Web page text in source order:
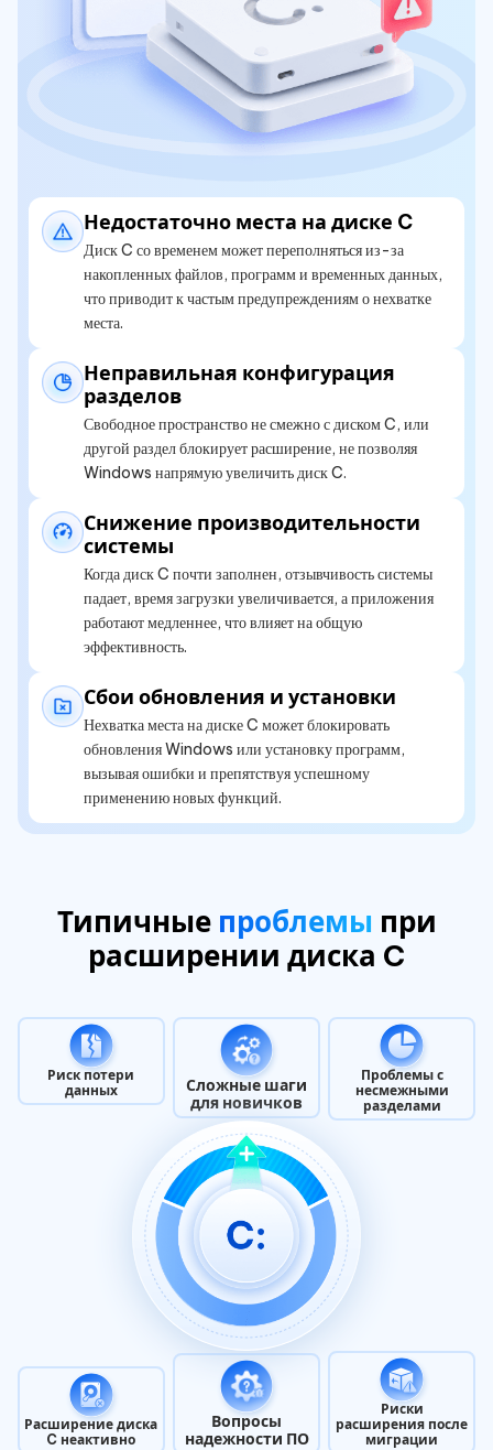
Недостаточно места на диске C
Диск C со временем может переполняться из-за
накопленных файлов, программ и временных данных,
что приводит к частым предупреждениям о нехватке
места.
Неправильная конфигурация
разделов
Свободное пространство не смежно с диском C, или
другой раздел блокирует расширение, не позволяя
Windows напрямую увеличить диск C.
Снижение производительности
системы
Когда диск C почти заполнен, отзывчивость системы
падает, время загрузки увеличивается, а приложения
работают медленнее, что влияет на общую
эффективность.
Сбои обновления и установки
Нехватка места на диске C может блокировать
обновления Windows или установку программ,
вызывая ошибки и препятствуя успешному
применению новых функций.
Типичные проблемы при
расширении диска C
Риск потери
данных
Сложные шаги
для новичков
Проблемы с
несмежными
разделами
Расширение диска
C неактивно
Вопросы
надежности ПО
Риски
расширения после
миграции